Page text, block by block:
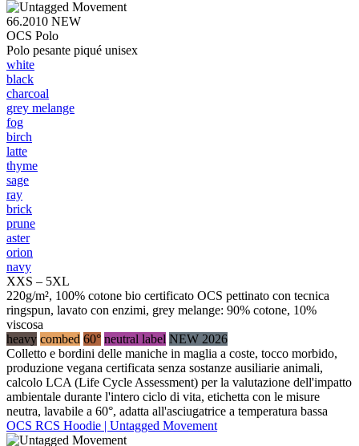
66.2010 NEW
OCS Polo
Polo pesante piqué unisex
white
black
charcoal
grey melange
fog
birch
latte
thyme
sage
ray
brick
prune
aster
orion
navy
XXS – 5XL
220g/m², 100% cotone bio certificato OCS pettinato con tecnica
ringspun, lavato con enzimi, grey melange: 90% cotone, 10%
viscosa
heavy combed 60° neutral label NEW 2026
Colletto e bordini delle maniche in maglia a coste, tocco morbido,
produzione vegana certificata senza sostanze ausiliarie animali,
calcolo LCA (Life Cycle Assessment) per la valutazione dell'impatto
ambientale durante l'intero ciclo di vita, etichetta con le misure
neutra, lavabile a 60°, adatta all'asciugatrice a temperatura bassa
OCS RCS Hoodie | Untagged Movement